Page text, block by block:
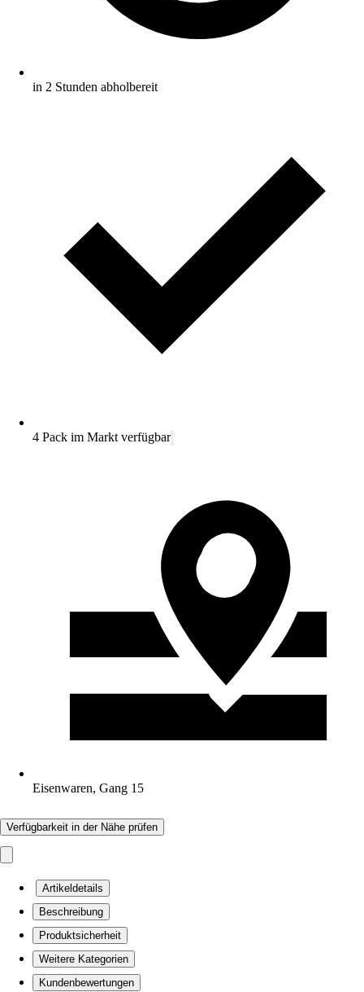
in 2 Stunden abholbereit
4 Pack im Markt verfügbar
Eisenwaren, Gang 15
Verfügbarkeit in der Nähe prüfen
Artikeldetails
Beschreibung
Produktsicherheit
Weitere Kategorien
Kundenbewertungen